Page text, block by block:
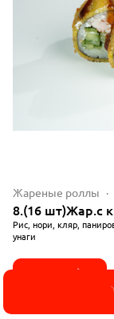
Жареные роллы
8.(16 шт)Жар.с
Рис, нори, кляр,
унаги